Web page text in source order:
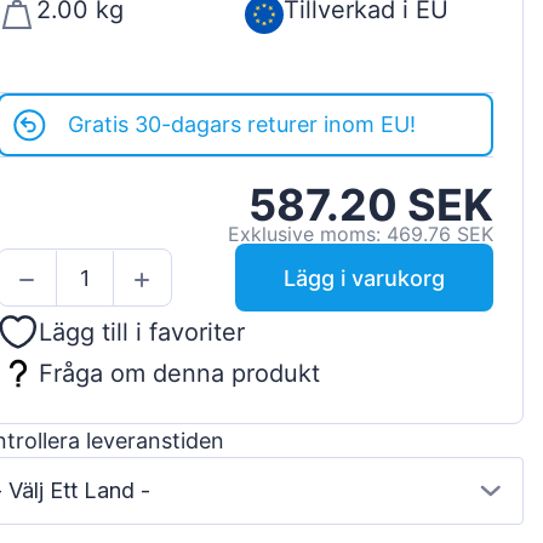
2.00 kg Tillverkad i EU
Gratis 30-dagars returer inom EU!
587.20 SEK
Exklusive moms: 469.76 SEK
Lägg i varukorg
Lägg till i favoriter
Fråga om denna produkt
leveranstiden
Välj Ett Land -